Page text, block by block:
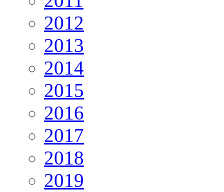
2012
2013
2014
2015
2016
2017
2018
2019